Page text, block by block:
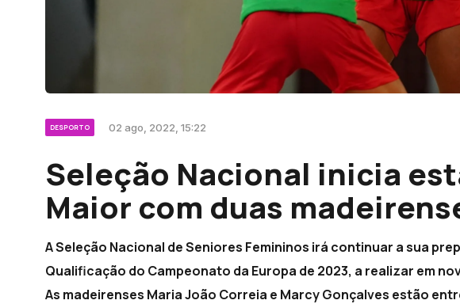
DESPORTO 02 ago, 2022, 15:22
Seleção Nacional inicia
Maior com duas
A Seleção Nacional de Seniores Femininos irá continuar a sua
Qualificação do Campeonato da Europa de 2023, a realizar em
As madeirenses Maria João Correia e Marcy Gonçalves estão